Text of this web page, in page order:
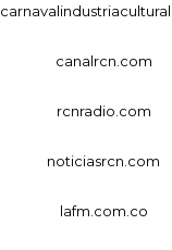
canalrcn.com
rcnradio.com
noticiasrcn.com
lafm.com.co